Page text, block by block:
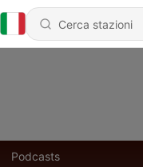
Podcasts